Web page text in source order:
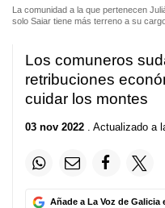
La comunidad a la que pertenecen
solo Saiar tiene más terreno a su
Los comuneros
retribuciones
cuidar los montes
03 nov 2022 . Actualizado a
Añade a La Voz de Galicia